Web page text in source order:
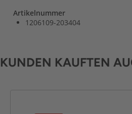
Artikelnummer
1206109-203404
KUNDEN KAUFTEN